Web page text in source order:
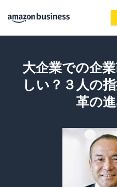
大企業での企
しい？３人の
革の